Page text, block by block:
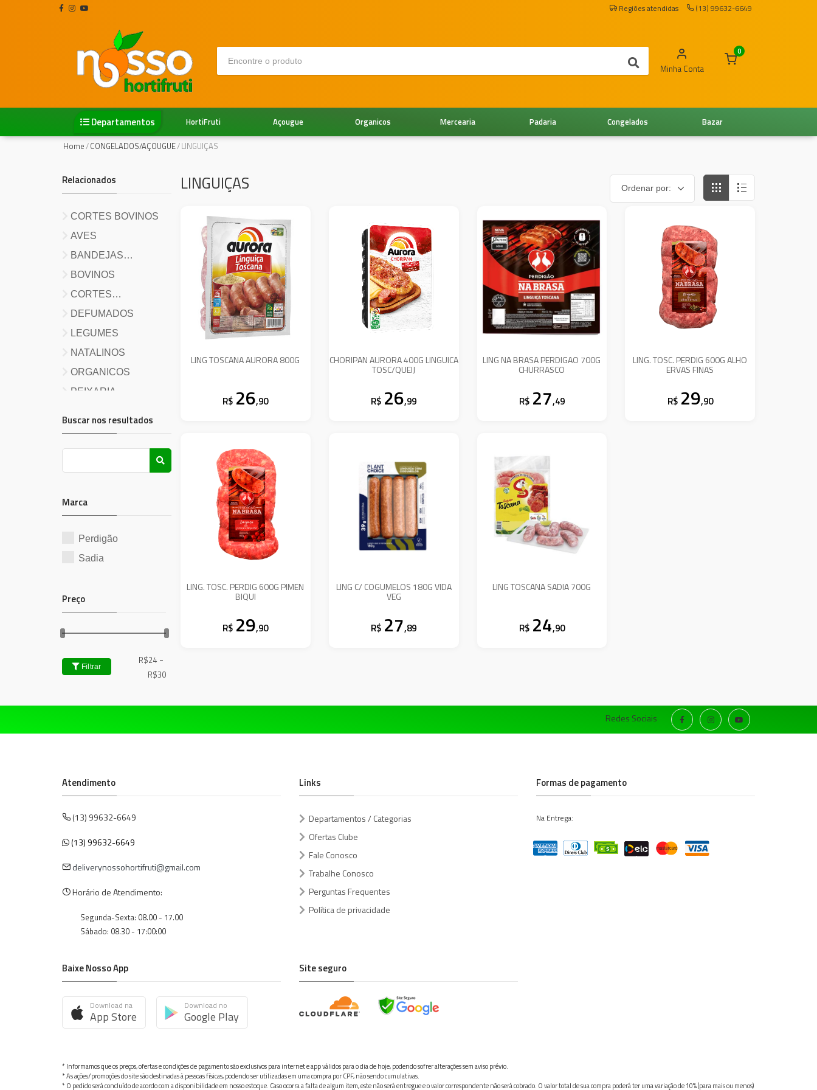
Regiões atendidas (13) 99632-6649
Minha Conta
0
Departamentos Bazar
Congelados
Padaria
Mercearia
Organicos
Açougue
HortiFruti
Home/CONGELADOS/AÇOUGUE/LINGUIÇAS
LINGUIÇAS
LING TOSCANA AURORA 800G
R$ 26,90
CHORIPAN AURORA 400G LINGUICA
TOSC/QUEIJ
R$ 26,99
LING NA BRASA PERDIGAO 700G
CHURRASCO
R$ 27,49
LING. TOSC. PERDIG 600G ALHO
ERVAS FINAS
R$ 29,90
LING. TOSC. PERDIG 600G PIMEN
BIQUI
R$ 29,90
LING C/ COGUMELOS 180G VIDA
VEG
R$ 27,89
LING TOSCANA SADIA 700G
R$ 24,90
Relacionados
CORTES BOVINOS
AVES
PRONTAS
BOVINOS
BOVINOS/SUINOS
DEFUMADOS
LEGUMES
NATALINOS
ORGANICOS
PEIXARIA
SUINOS
Buscar nos resultados
Marca
Perdigão
Sadia
Preço
Filtrar
R$24 -
R$30
Redes Sociais
Atendimento
(13) 99632-6649
(13) 99632-6649
deliverynossohortifruti@gmail.com
Horário de Atendimento:
Segunda-Sexta: 08.00 - 17.00
Sábado: 08.30 - 17:00:00
Links
Departamentos / Categorias
Ofertas Clube
Fale Conosco
Trabalhe Conosco
Perguntas Frequentes
Política de privacidade
Formas de pagamento
Na Entrega:
Baixe Nosso App
Download na
App Store
Download no
Google Play
Site seguro
* Informamos que os preços, ofertas e condições de pagamento são exclusivos para internet e app válidos para o dia de hoje, podendo sofrer alterações sem aviso prévio.
* As ações/promoções do site são destinadas à pessoas físicas, podendo ser utilizadas em uma compra por CPF, não sendo cumulativas.
* O pedido será concluído de acordo com a disponibilidade em nosso estoque. Caso ocorra a falta de algum item, este não será entregue e o valor correspondente não será cobrado. O valor total de sua compra poderá ter uma variação de 10% (para mais ou menos)